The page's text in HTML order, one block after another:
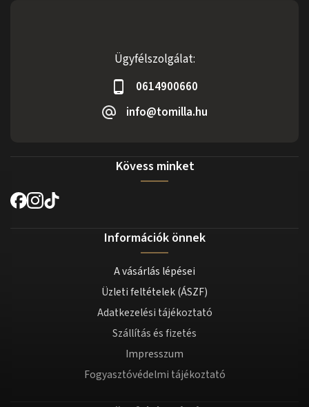
Ügyfélszolgálat:
0614900660
info@tomilla.hu
Kövess minket
Információk önnek
A vásárlás lépései
Üzleti feltételek (ÁSZF)
Adatkezelési tájékoztató
Szállítás és fizetés
Impresszum
Fogyasztóvédelmi tájékoztató